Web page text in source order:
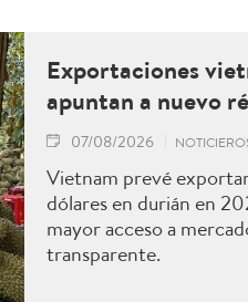
Exportaciones
apuntan a nuevo
07/08/2026
Vietnam prevé
dólares en durián en
mayor acceso a
transparente.